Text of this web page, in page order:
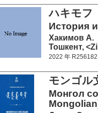
ハキモ
История
Хакимов А.
Тошкент,
2022 年 R256182
モンゴ
Монгол